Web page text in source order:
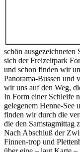
schön
sich der Freizeitpark
und schon finden wir
Panorama-Bussen und
wir uns auf den Weg,
In Form einer Schleife
gelegenem Henne-See
finden wir durch die
die den Samstagmittag
Nach Abschluß der
Finnen-trop und